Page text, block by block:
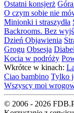
Ostatni konsjerż
O czym sobie nie
Minionki i straszydła
Backrooms. Bez
Dzień Objawienia
Grogu Obsesja
Kocia w podróży
Wkrótce w kinach:
Ciao bambino Tylko
Wszyscy moi
© 2006 - 2026